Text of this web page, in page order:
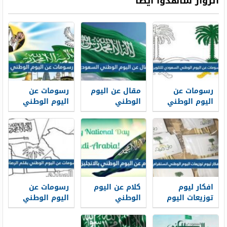
رسومات عن
اليوم الوطني
السعودي
للتلوين 1448
مقال عن اليوم
الوطني
السعودي
مختصر 1448
رسومات عن
اليوم الوطني
1448
افكار ليوم
توزيعات اليوم
الوطني
انستقرام 2026 ،
كلام عن اليوم
الوطني
بالانجليزي 1448
رسومات عن
اليوم الوطني
بقلم الرصاص